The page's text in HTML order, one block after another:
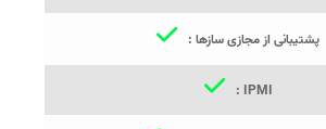
پشتیبانی از مجازی سازها :
IPMI :